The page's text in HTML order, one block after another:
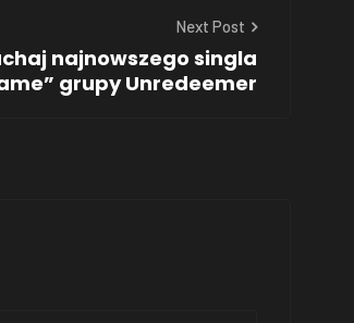
Next Post
najnowszego singla
grupy Unredeemer